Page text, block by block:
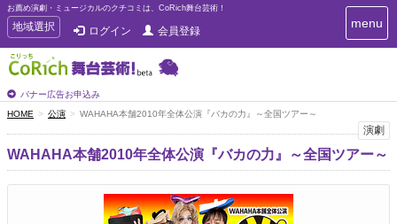
お薦め演劇・ミュージカルのクチコミは、CoRich舞台芸術！
T
o
g
g
e
n
a
v
i
地域選択 ログイン 会員登録
バナー広告お申込み
T
o
a
v
i
menu
HOME 公演 WAHAHA本舗2010年全体公演『バカの力』～全国ツアー～
演劇
WAHAHA本舗2010年全体公演『バカの力』～全国ツアー～